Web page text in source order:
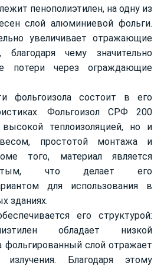
пенополиэтилен, на одну из
слой алюминиевой фольги.
увеличивает отражающие
благодаря чему значительно
потери через ограждающие
фольгоизола состоит в его
Фольгоизол СРФ 200
теплоизоляцией, но и
простотой монтажа и
того, материал является
что делает его
для использования в
зданиях.
его структурой:
обладает низкой
фольгированный слой отражает
Благодаря этому